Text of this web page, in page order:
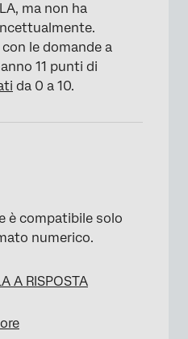
ma non ha
le domande a
11 punti di
da 0 a 10.
è compatibile solo
numerico.
A RISPOSTA